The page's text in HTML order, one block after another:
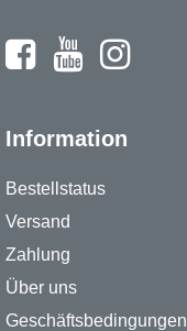
Information
Bestellstatus
Versand
Zahlung
Über uns
Geschäftsbedingungen